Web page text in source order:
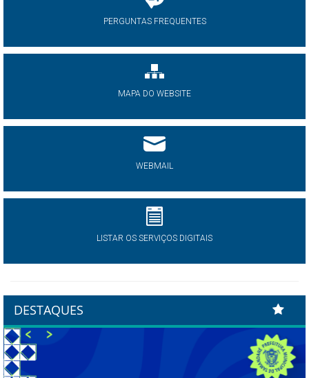
PERGUNTAS FREQUENTES
MAPA DO WEBSITE
WEBMAIL
LISTAR OS SERVIÇOS DIGITAIS
DESTAQUES